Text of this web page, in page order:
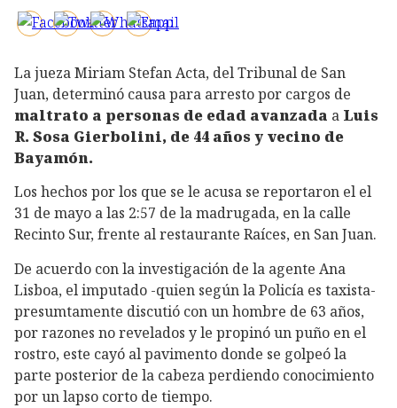
La jueza Miriam Stefan Acta, del Tribunal de San
Juan, determinó causa para arresto por cargos de
maltrato a personas de edad avanzada a Luis
R. Sosa Gierbolini, de 44 años y vecino de
Bayamón.
Los hechos por los que se le acusa se reportaron el el
31 de mayo a las 2:57 de la madrugada, en la calle
Recinto Sur, frente al restaurante Raíces, en San Juan.
De acuerdo con la investigación de la agente Ana
Lisboa, el imputado -quien según la Policía es taxista-
presumtamente discutió con un hombre de 63 años,
por razones no revelados y le propinó un puño en el
rostro, este cayó al pavimento donde se golpeó la
parte posterior de la cabeza perdiendo conocimiento
por un lapso corto de tiempo.